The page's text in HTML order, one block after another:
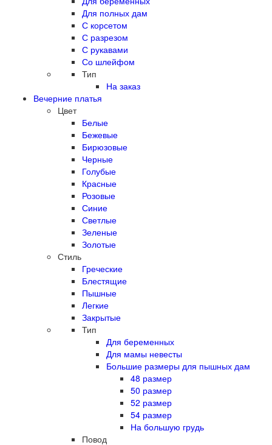
Для полных дам
С корсетом
С разрезом
С рукавами
Со шлейфом
Тип
На заказ
Вечерние платья
Цвет
Белые
Бежевые
Бирюзовые
Черные
Голубые
Красные
Розовые
Синие
Светлые
Зеленые
Золотые
Стиль
Греческие
Блестящие
Пышные
Легкие
Закрытые
Тип
Для беременных
Для мамы невесты
Большие размеры для пышных дам
48 размер
50 размер
52 размер
54 размер
На большую грудь
Повод